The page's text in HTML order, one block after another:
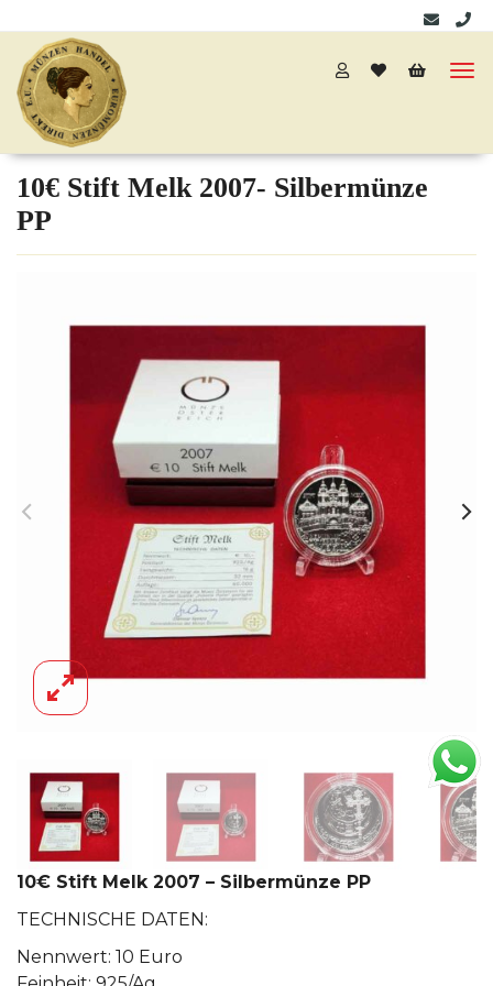
10€ Stift Melk 2007- Silbermünze
PP
10€ Stift Melk 2007 – Silbermünze PP
TECHNISCHE DATEN:
Nennwert: 10 Euro